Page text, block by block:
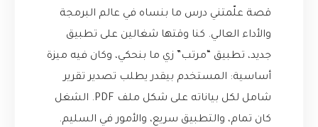
قصة علّمتني درس ما بنساه في عالم البرمجة
والأداء العالي. كنا وقتها شغالين على تطبيق
جديد، تطبيق “مرتب” زي ما بنحكي، وكان فيه ميزة
أساسية: المستخدم بيقدر يطلب تصدير تقرير
شامل لكل بياناته على شكل ملف PDF. الشغل
كان تمام، والتطبيق سريع، والأمور في السليم.